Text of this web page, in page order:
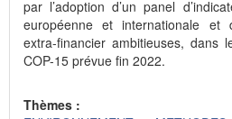
par l’adoption d’un panel
européenne et internationale et
extra-financier ambitieuses, dans
COP-15 prévue fin 2022.
Thèmes :